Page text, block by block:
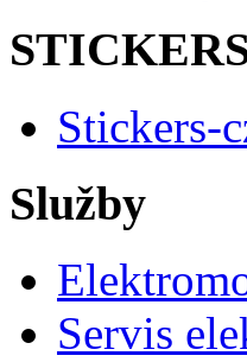
Stickers-
Služby
Servis